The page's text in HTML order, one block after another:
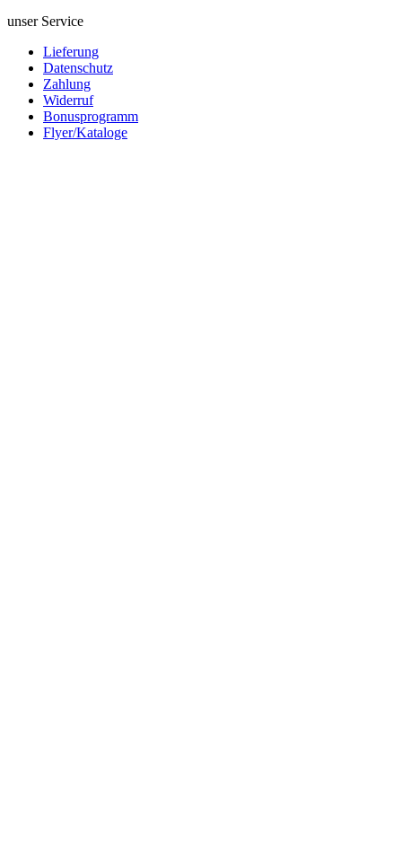
unser Service
Lieferung
Datenschutz
Zahlung
Widerruf
Bonusprogramm
Flyer/Kataloge